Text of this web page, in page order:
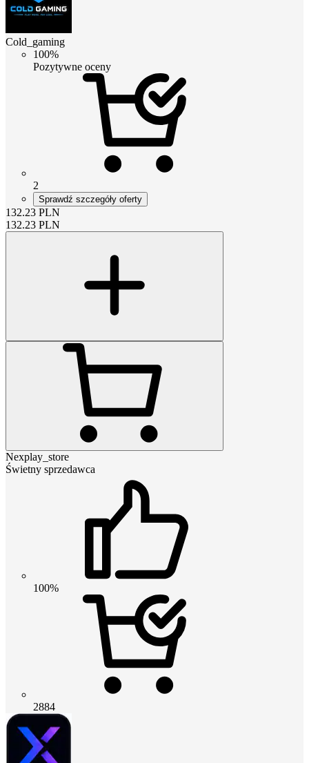
Cold_gaming
100%
Pozytywne oceny
2
Sprawdź szczegóły oferty
132.23 PLN
132.23 PLN
Nexplay_store
Świetny sprzedawca
100%
2884